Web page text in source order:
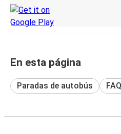
En esta página
Paradas de autobús FAQ